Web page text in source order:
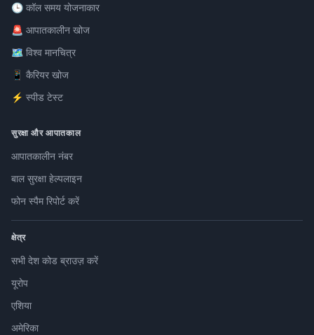
🕒 कॉल समय योजनाकार
🚨 आपातकालीन खोज
🗺️ विश्व मानचित्र
📱 कैरियर खोज
⚡ स्पीड टेस्ट
सुरक्षा और आपातकाल
आपातकालीन नंबर
बाल सुरक्षा हेल्पलाइन
फोन स्पैम रिपोर्ट करें
क्षेत्र
सभी देश कोड ब्राउज़ करें
यूरोप
एशिया
अमेरिका